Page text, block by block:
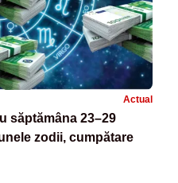
Actual
săptămâna 23–29
zodii, cumpătare